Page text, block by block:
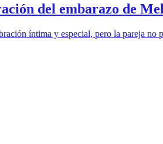
del embarazo de
íntima y especial, pero la pareja